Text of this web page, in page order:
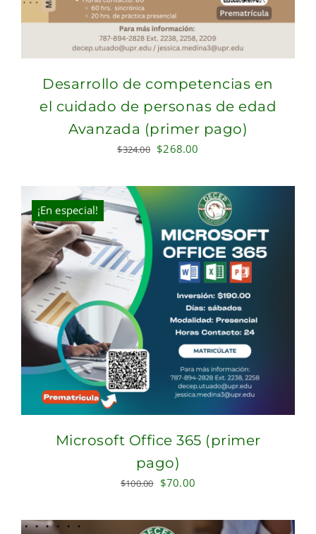
Desarrollo de competencias en
el cuidado de personas de edad
Avanzada (primer pago)
$324.00 Original
was:
$324.00.
$268.00
is:
$268.00.
¡En especial!
Microsoft Office 365 (primer
pago)
$100.00 Original
was:
$70.00
is: